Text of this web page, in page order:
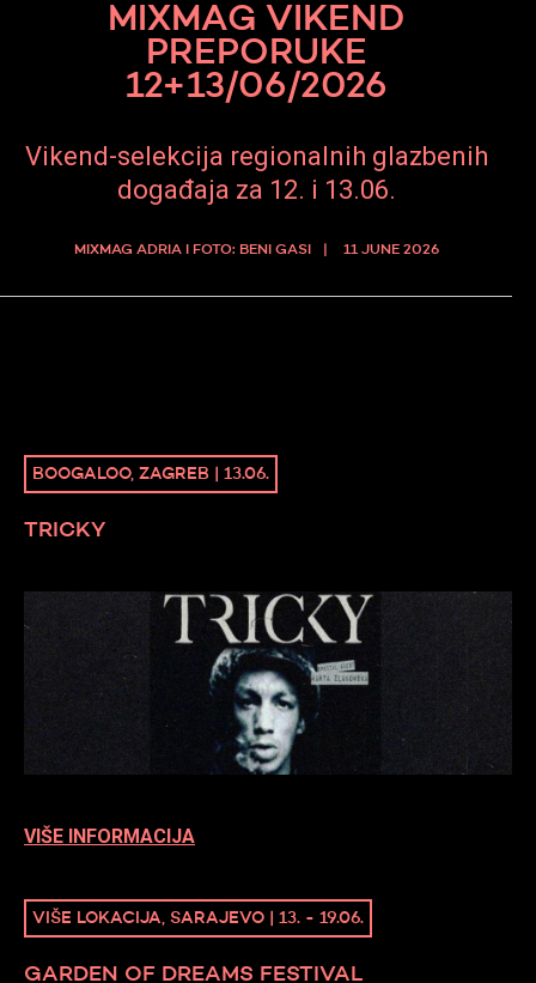
MIXMAG VIKEND
PREPORUKE
12+13/06/2026
Vikend-selekcija regionalnih glazbenih
događaja za 12. i 13.06.
MIXMAG ADRIA I FOTO: BENI GASI 11 JUNE 2026
BOOGALOO, ZAGREB | 13.06.
TRICKY
VIŠE INFORMACIJA
VIŠE LOKACIJA, SARAJEVO | 13. - 19.06.
GARDEN OF DREAMS FESTIVAL